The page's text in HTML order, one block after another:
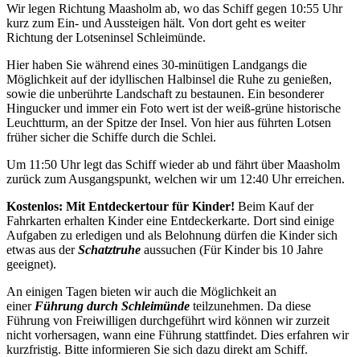
Wir legen Richtung Maasholm ab, wo das Schiff gegen 10:55 Uhr
kurz zum Ein- und Aussteigen hält. Von dort geht es weiter
Richtung der Lotseninsel Schleimünde.
Hier haben Sie während eines 30-minütigen Landgangs die
Möglichkeit auf der idyllischen Halbinsel die Ruhe zu genießen,
sowie die unberührte Landschaft zu bestaunen. Ein besonderer
Hingucker und immer ein Foto wert ist der weiß-grüne historische
Leuchtturm, an der Spitze der Insel. Von hier aus führten Lotsen
früher sicher die Schiffe durch die Schlei.
Um 11:50 Uhr legt das Schiff wieder ab und fährt über Maasholm
zurück zum Ausgangspunkt, welchen wir um 12:40 Uhr erreichen.
Kostenlos: Mit Entdeckertour für Kinder! Beim Kauf der
Fahrkarten erhalten Kinder eine Entdeckerkarte. Dort sind einige
Aufgaben zu erledigen und als Belohnung dürfen die Kinder sich
etwas aus derSchatztruhe aussuchen (Für Kinder bis 10 Jahre
geeignet).
An einigen Tagen bieten wir auch die Möglichkeit an
einer Führung durch Schleimünde teilzunehmen. Da diese
Führung von Freiwilligen durchgeführt wird können wir zurzeit
nicht vorhersagen, wann eine Führung stattfindet. Dies erfahren wir
kurzfristig. Bitte informieren Sie sich dazu direkt am Schiff.